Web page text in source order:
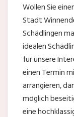
Wollen Sie
Stadt
Schädlingen
idealen
für unsere
einen Termin
arrangieren,
möglich
eine